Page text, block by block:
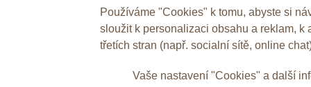
Používáme "Cookies" k tomu, abyste si
sloužit k personalizaci obsahu a reklam,
třetích stran (např. socialní sítě, online
Vaše nastavení "Cookies" a další